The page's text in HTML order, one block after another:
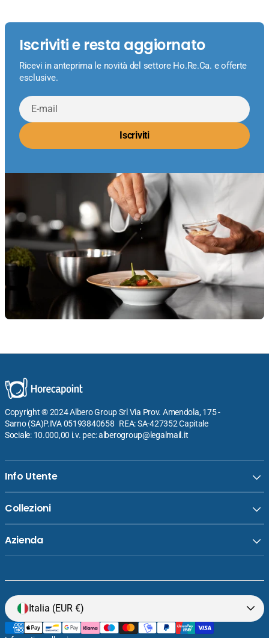
Ilsa Ideal Paellera Ø12 cm In Acciaio al
Carbonio Smaltato
Prezzo
normale
€5,80
Iscriviti e resta aggiornato
Ricevi in anteprima le novità del settore Ho.Re.Ca. e offerte
esclusive.
E-
mail
Iscriviti
Copyright ® 2024 Albero Group Srl Via Prov. Amendola, 175 -
Sarno (SA)P.IVA 05193840658 REA: SA-427352 Capitale
Sociale: 10.000,00 i.v. pec: alberogroup@legalmail.it
Info Utente
Collezioni
Azienda
Italia (EUR €)